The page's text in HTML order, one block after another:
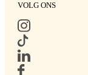
VOLG ONS